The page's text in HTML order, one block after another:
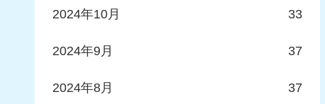
2024年10月 33
2024年9月 37
2024年8月 37